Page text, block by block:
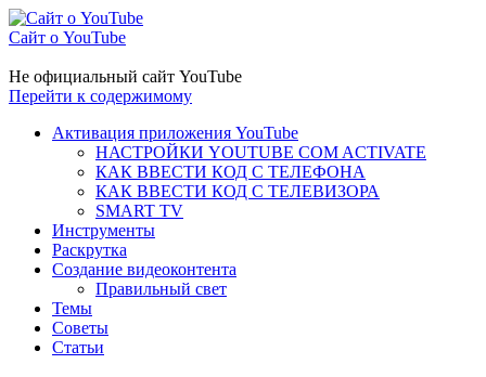
Сайт о YouTube
Не официальный сайт YouTube
Перейти к содержимому
Активация приложения YouTube
НАСТРОЙКИ YOUTUBE COM ACTIVATE
КАК ВВЕСТИ КОД С ТЕЛЕФОНА
КАК ВВЕСТИ КОД С ТЕЛЕВИЗОРА
SMART TV
Инструменты
Раскрутка
Создание видеоконтента
Правильный свет
Темы
Советы
Статьи